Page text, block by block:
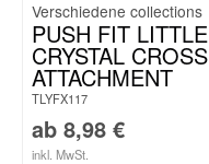
PUSH FIT LITTLE
CRYSTAL CROSS
ATTACHMENT
TLYFX117
ab 8,98 €
inkl. MwSt.